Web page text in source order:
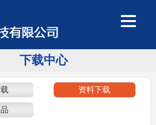
下载中心
资料下载